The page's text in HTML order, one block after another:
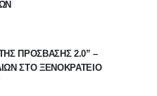
ΠΡΟΣΒΑΣΗΣ 2.0” –
ΣΤΟ ΞΕΝΟΚΡΑΤΕΙΟ